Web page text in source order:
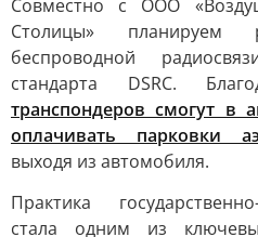
Совместно с ООО
Столицы» планируем
беспроводной
стандарта DSRC.
транспондеров смогут в
оплачивать парковки
выходя из автомобиля.
Практика
стала одним из